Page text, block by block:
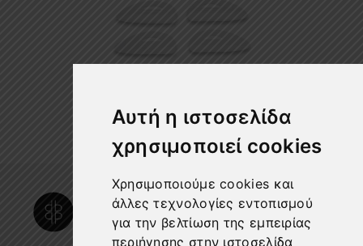
Αυτή η ιστοσελίδα
χρησιμοποιεί cookies
Χρησιμοποιούμε cookies και
άλλες τεχνολογίες εντοπισμού
για την βελτίωση της εμπειρίας
περιήγησης στην ιστοσελίδα
€3.90